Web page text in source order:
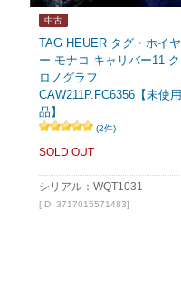
中古
TAG HEUER タグ・ホイヤ
ー モナコ キャリバー11 ク
ロノグラフ
CAW211P.FC6356【未使用
品】
(2件)
SOLD OUT
シリアル：WQT1031
[ID: 3717015571483]